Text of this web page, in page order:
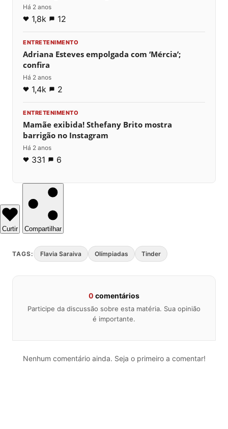
Há 2 anos
1,8k 12
ENTRETENIMENTO
Adriana Esteves empolgada com ‘Mércia’;
confira
Há 2 anos
1,4k 2
ENTRETENIMENTO
Mamãe exibida! Sthefany Brito mostra
barrigão no Instagram
Há 2 anos
331 6
Curtir Compartilhar
TAGS: Flavia Saraiva Olímpiadas Tinder
0 comentários
Participe da discussão sobre esta matéria. Sua opinião
é importante.
Nenhum comentário ainda. Seja o primeiro a comentar!